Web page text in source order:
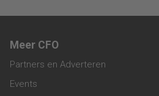
Meer CFO
Partners en Adverteren
Events